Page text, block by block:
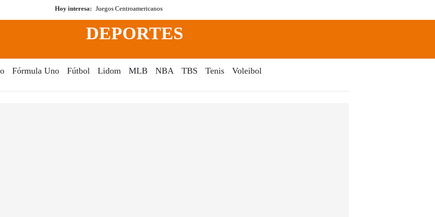
Hoy interesa: Juegos Centroamericanos
Search
DEPORTES
Fórmula Uno Fútbol Lidom MLB NBA TBS Tenis Voleibol